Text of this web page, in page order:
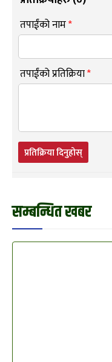
तपाईंको नाम*
तपाईंको प्रतिक्रिया*
प्रतिक्रिया दिनुहोस्
सम्बन्धित खबर